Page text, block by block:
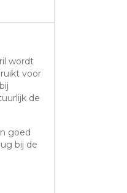
wordt
voor
de
goed
bij de